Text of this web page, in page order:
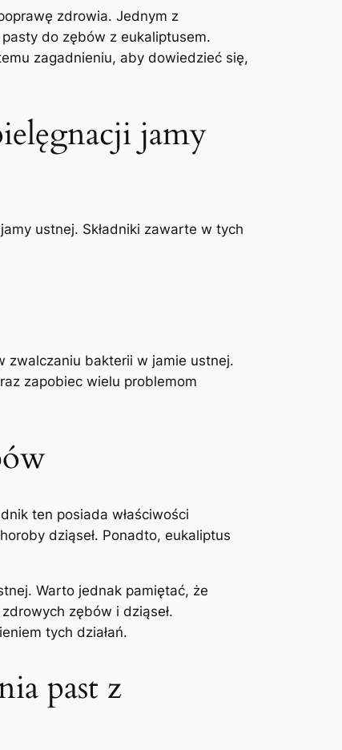
zdrowia.⁤ Jednym z
⁢do zębów z eukaliptusem.
zagadnieniu, aby​ dowiedzieć się,
jamy
ustnej. Składniki zawarte w tych
zwalczaniu bakterii w jamie ustnej.
zapobiec wielu problemom
‌ten posiada właściwości
dziąseł. Ponadto, eukaliptus
Warto jednak pamiętać, że
zębów i dziąseł.
tych działań.
⁤past z